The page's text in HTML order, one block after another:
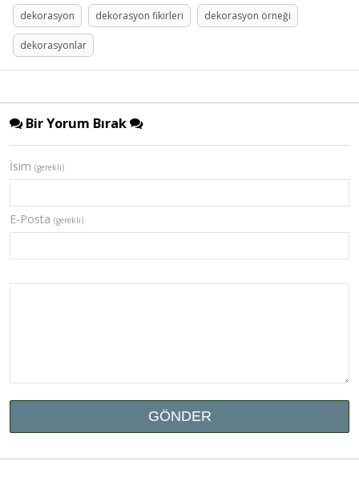
dekorasyon dekorasyon fikirleri dekorasyon örneği
dekorasyonlar
Bir Yorum Bırak
İsim (gerekli)
E-Posta (gerekli)